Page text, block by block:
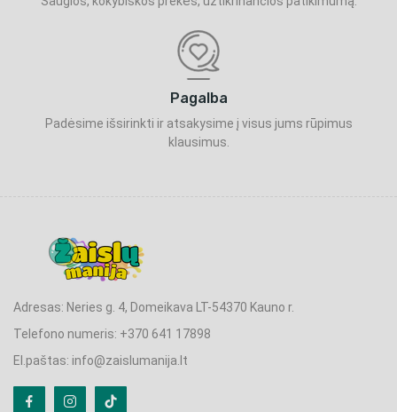
Pagalba
Padėsime išsirinkti ir atsakysime į visus jums rūpimus
klausimus.
Adresas: Neries g. 4, Domeikava LT-54370 Kauno r.
Telefono numeris: +370 641 17898
El.paštas: info@zaislumanija.lt